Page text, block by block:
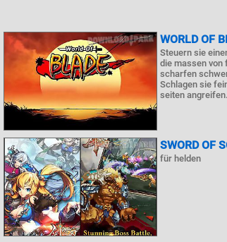
WORLD OF
Steuern sie
die massen von
scharfen
Schlagen sie
seiten
SWORD OF
für helden